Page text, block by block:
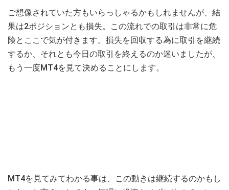
ご想像されていた方もいらっしゃるかもしれませんが、結
果は2ポジションとも損失。この流れでの取引は非常に危
険とここで気が付きます。損失を回収する為に取引を継続
するか、それとも今日の取引を終えるのか迷いましたが、
もう一度MT4を見て決めることにします。
MT4を見てみてわかる事は、この動きは継続するのかもし